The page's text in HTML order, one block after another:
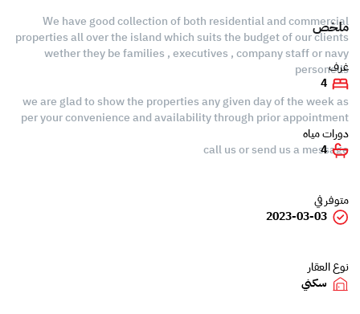
We have good collection of both residential and commercial
properties all over the island which suits the budget of our clients
wether they be families , executives , company staff or navy
personells
we are glad to show the properties any given day of the week as
per your convenience and availability through prior appointment
call us or send us a message
ملخص
غرف
4
دورات مياه
4
متوفر في
2023-03-03
نوع العقار
سكني